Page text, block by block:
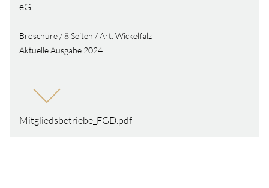
eG
Broschüre / 8 Seiten / Art: Wickelfalz
Aktuelle Ausgabe 2024
Mitgliedsbetriebe_FGD.pdf